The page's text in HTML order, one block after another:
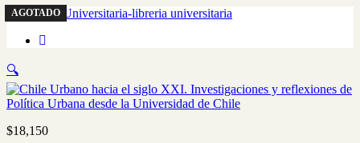
🔍
AGOTADO
$18,150